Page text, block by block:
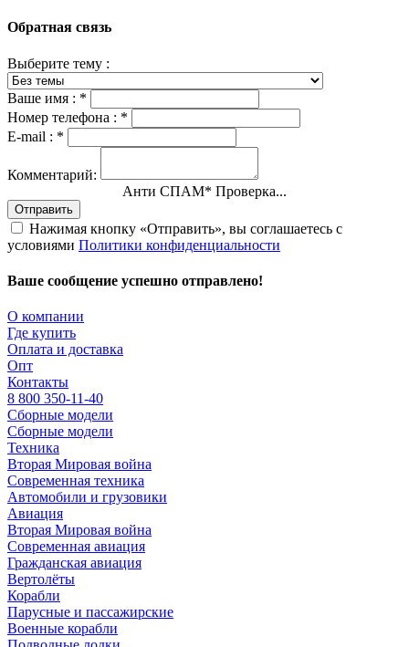
Обратная связь
Выберите тему :
Ваше имя : *
Номер телефона : *
E-mail : *
Комментарий:
Анти СПАМ* Проверка...
Отправить
Нажимая кнопку «Отправить», вы соглашаетесь с
условиями Политики конфиденциальности
Ваше сообщение успешно отправлено!
О компании
Где купить
Оплата и доставка
Опт
Контакты
8 800 350-11-40
Сборные модели
Сборные модели
Техника
Вторая Мировая война
Современная техника
Автомобили и грузовики
Авиация
Вторая Мировая война
Современная авиация
Гражданская авиация
Вертолёты
Корабли
Парусные и пассажирские
Военные корабли